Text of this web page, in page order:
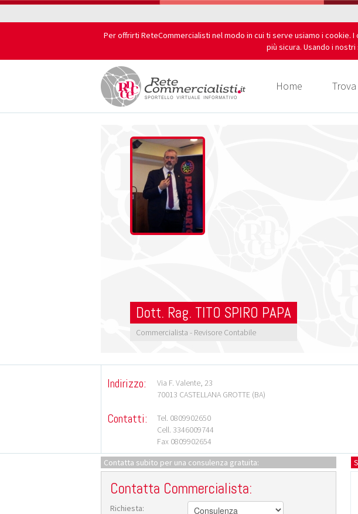
Per offrirti ReteCommercialisti nel modo in cui ti serve usiamo i
più sicura. Usando i
Home
Dott. Rag. TITO SPIRO PAPA
Commercialista - Revisore Contabile
Indirizzo:
Via F. Valente, 23
70013 CASTELLANA GROTTE (BA)
Contatti:
Tel. 0809902650
Cell. 3346009744
Fax 0809902654
Contatta subito per una consulenza gratuita:
Contatta Commercialista:
Richiesta: